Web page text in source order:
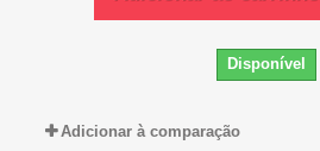
Disponível
Adicionar à comparação